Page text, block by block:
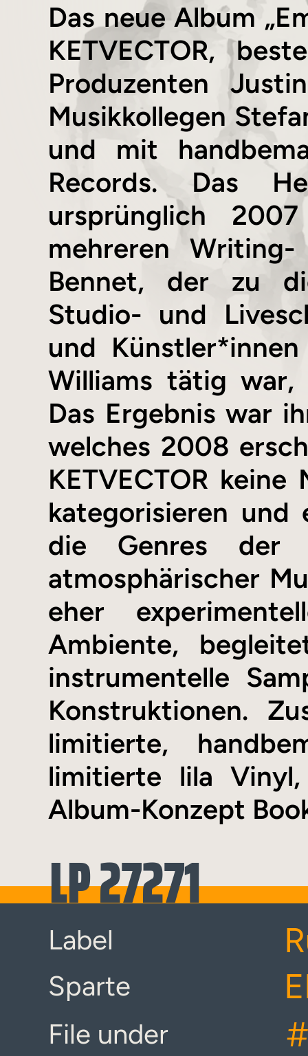
Das neue Album
KETVECTOR,
Produzenten
Musikkollegen
und mit
Records. Das
ursprünglich
mehreren
Bennet, der zu
Studio- und
und
Williams tätig war,
Das Ergebnis war
welches 2008
KETVECTOR
kategorisieren
die Genres der
atmosphärischer
eher
Ambiente,
instrumentelle
Konstruktionen.
limitierte,
limitierte lila
Album-Konzept
LP 27271
Label
Sparte
File under #